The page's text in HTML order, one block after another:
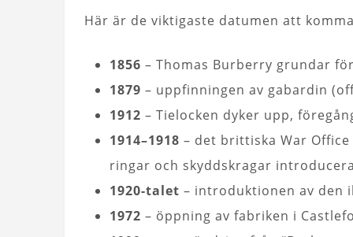
Här är de viktigaste datumen att
1856 – Thomas Burberry grundar
1879 – uppfinningen av gabardin
1912 – Tielocken dyker upp,
1914–1918 – det brittiska War
ringar och skyddskragar
1920-talet – introduktionen av den
1972 – öppning av fabriken i